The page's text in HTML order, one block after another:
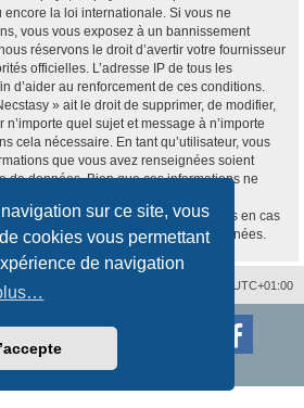
sur ce site, vous
cookies vous permettant
de navigation
la loi internationale. Si vous ne
vous vous exposez à un bannissement
réservons le droit d’avertir votre fournisseur
officielles. L’adresse IP de tous les
d’aider au renforcement de ces conditions.
» ait le droit de supprimer, de modifier,
quel sujet et message à n’importe
cela nécessaire. En tant qu’utilisateur, vous
que vous avez renseignées soient
de données. Bien que ces informations ne
être tenus comme responsables en cas
visant à compromettre vos données.
UTC+01:00
Supprimer les cookies